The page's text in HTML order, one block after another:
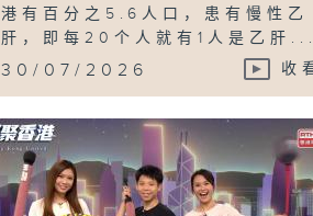
港有百分之5.6人口，患有慢性乙
肝，即每20个人就有1人是乙肝...
30/07/2026 收